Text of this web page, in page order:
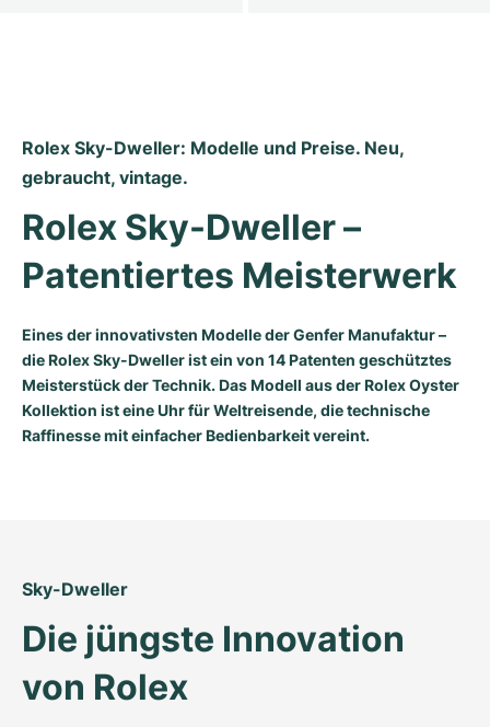
Rolex Sky-Dweller: Modelle und Preise. Neu,
gebraucht, vintage.
Rolex Sky-Dweller –
Patentiertes Meisterwerk
Eines der innovativsten Modelle der Genfer Manufaktur –
die Rolex Sky-Dweller ist ein von 14 Patenten geschütztes
Meisterstück der Technik. Das Modell aus der Rolex Oyster
Kollektion ist eine Uhr für Weltreisende, die technische
Raffinesse mit einfacher Bedienbarkeit vereint.
Sky-Dweller
Die jüngste Innovation
von Rolex